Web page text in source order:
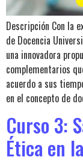
Descripción Con la
de Docencia
una innovadora
complementarios
acuerdo a sus
en el concepto de
Curso 3:
Ética en